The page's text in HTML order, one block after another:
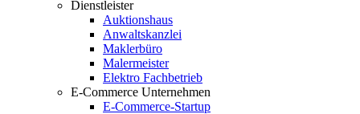
Dienstleister
Auktionshaus
Anwaltskanzlei
Maklerbüro
Malermeister
Elektro Fachbetrieb
E-Commerce Unternehmen
E-Commerce-Startup